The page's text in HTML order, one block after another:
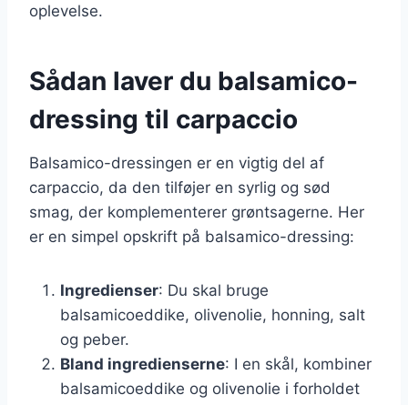
oplevelse.
Sådan laver du balsamico-
dressing til carpaccio
Balsamico-dressingen er en vigtig del af
carpaccio, da den tilføjer en syrlig og sød
smag, der komplementerer grøntsagerne. Her
er en simpel opskrift på balsamico-dressing:
Ingredienser: Du skal bruge
balsamicoeddike, olivenolie, honning, salt
og peber.
Bland ingredienserne: I en skål, kombiner
balsamicoeddike og olivenolie i forholdet